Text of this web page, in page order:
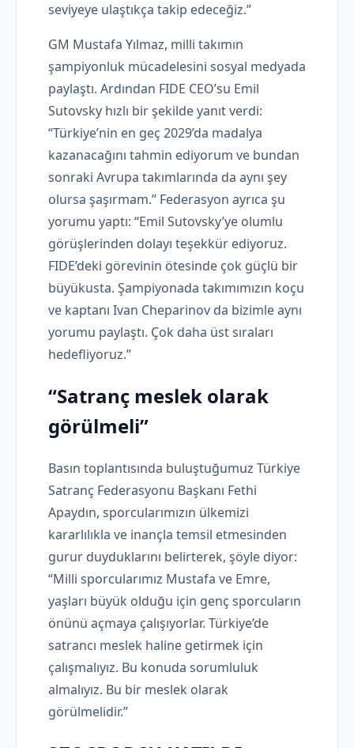
seviyeye ulaştıkça takip edeceğiz.”
GM Mustafa Yılmaz, milli takımın
şampiyonluk mücadelesini sosyal medyada
paylaştı. Ardından FIDE CEO’su Emil
Sutovsky hızlı bir şekilde yanıt verdi:
“Türkiye’nin en geç 2029’da madalya
kazanacağını tahmin ediyorum ve bundan
sonraki Avrupa takımlarında da aynı şey
olursa şaşırmam.” Federasyon ayrıca şu
yorumu yaptı: “Emil Sutovsky’ye olumlu
görüşlerinden dolayı teşekkür ediyoruz.
FIDE’deki görevinin ötesinde çok güçlü bir
büyükusta. Şampiyonada takımımızın koçu
ve kaptanı Ivan Cheparinov da bizimle aynı
yorumu paylaştı. Çok daha üst sıraları
hedefliyoruz.”
“Satranç meslek olarak
görülmeli”
Basın toplantısında buluştuğumuz Türkiye
Satranç Federasyonu Başkanı Fethi
Apaydın, sporcularımızın ülkemizi
kararlılıkla ve inançla temsil etmesinden
gurur duyduklarını belirterek, şöyle diyor:
“Milli sporcularımız Mustafa ve Emre,
yaşları büyük olduğu için genç sporcuların
önünü açmaya çalışıyorlar. Türkiye’de
satrancı meslek haline getirmek için
çalışmalıyız. Bu konuda sorumluluk
almalıyız. Bu bir meslek olarak
görülmelidir.”